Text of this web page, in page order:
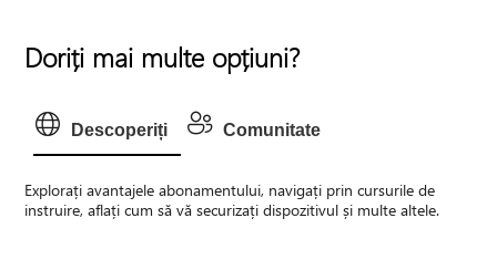
Doriți mai multe opțiuni?
Descoperiți Comunitate
Explorați avantajele abonamentului, navigați prin cursurile de
instruire, aflați cum să vă securizați dispozitivul și multe altele.